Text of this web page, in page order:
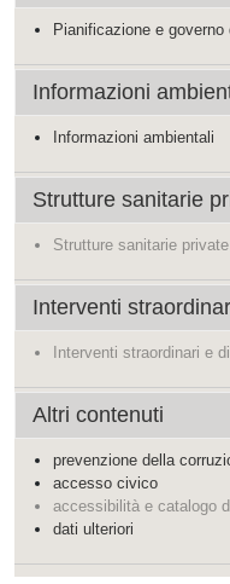
Pianificazione e governo
Informazioni
Informazioni ambientali
Strutture sanitarie
Strutture sanitarie
Interventi
Interventi straordinari e
Altri contenuti
prevenzione della
accesso civico
accessibilità e catalogo
dati ulteriori